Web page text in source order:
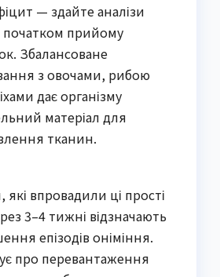
— здайте аналізи
початком прийому
Збалансоване
з овочами, рибою
дає організму
матеріал для
тканин.
впровадили ці прості
3–4 тижні відзначають
епізодів оніміння.
про перевантаження